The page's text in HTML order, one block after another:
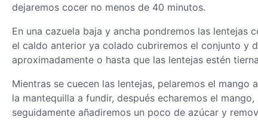
dejaremos cocer no menos de 40 minutos.
En una cazuela baja y ancha pondremos las lentejas
el caldo anterior ya colado cubriremos el conjunto y
aproximadamente o hasta que las lentejas estén
Mientras se cuecen las lentejas, pelaremos el
la mantequilla a fundir, después echaremos el
seguidamente añadiremos un poco de azúcar y